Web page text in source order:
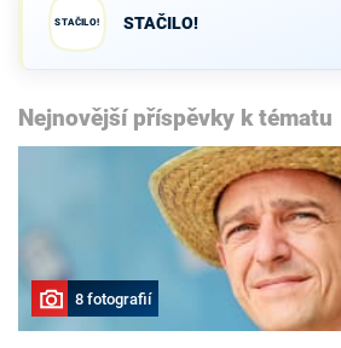
STAČILO! STAČILO!
Nejnovější příspěvky k tématu
8 fotografií